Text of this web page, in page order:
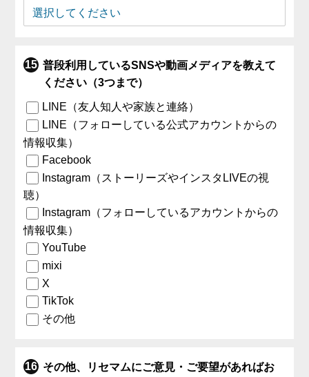
普段利用しているSNSや動画メディアを教えて
ください（3つまで）
LINE（友人知人や家族と連絡）
LINE（フォローしている公式アカウントからの
情報収集）
Facebook
Instagram（ストーリーズやインスタLIVEの視
聴）
Instagram（フォローしているアカウントからの
情報収集）
YouTube
mixi
X
TikTok
その他
その他、リセマムにご意見・ご要望があればお